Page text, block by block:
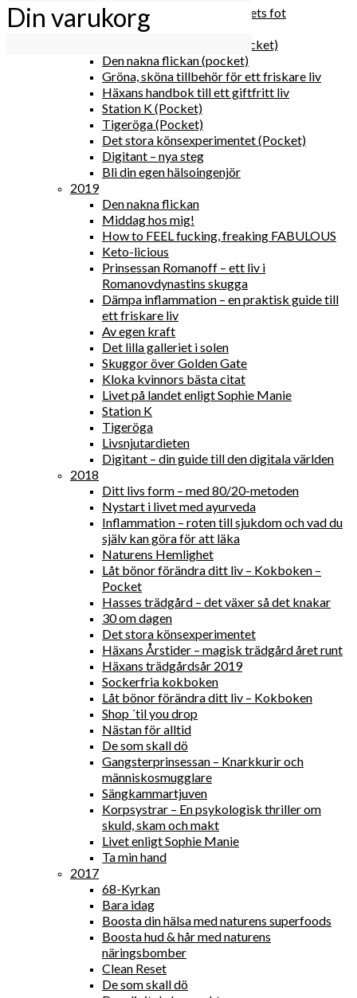
Den lilla vingården vid bergets fot
Happy me
Det lilla galleriet i solen (pocket)
Den nakna flickan (pocket)
Gröna, sköna tillbehör för ett friskare liv
Häxans handbok till ett giftfritt liv
Station K (Pocket)
Tigeröga (Pocket)
Det stora könsexperimentet (Pocket)
Digitant – nya steg
Bli din egen hälsoingenjör
2019
Den nakna flickan
Middag hos mig!
How to FEEL fucking, freaking FABULOUS
Keto-licious
Prinsessan Romanoff – ett liv i
Romanovdynastins skugga
Dämpa inflammation – en praktisk guide till
ett friskare liv
Av egen kraft
Det lilla galleriet i solen
Skuggor över Golden Gate
Kloka kvinnors bästa citat
Livet på landet enligt Sophie Manie
Station K
Tigeröga
Livsnjutardieten
Digitant – din guide till den digitala världen
2018
Ditt livs form – med 80/20-metoden
Nystart i livet med ayurveda
Inflammation – roten till sjukdom och vad du
själv kan göra för att läka
Naturens Hemlighet
Låt bönor förändra ditt liv – Kokboken –
Pocket
Hasses trädgård – det växer så det knakar
30 om dagen
Det stora könsexperimentet
Häxans Årstider – magisk trädgård året runt
Häxans trädgårdsår 2019
Sockerfria kokboken
Låt bönor förändra ditt liv – Kokboken
Shop ´til you drop
Nästan för alltid
De som skall dö
Gangsterprinsessan – Knarkkurir och
människosmugglare
Sängkammartjuven
Korpsystrar – En psykologisk thriller om
skuld, skam och makt
Livet enligt Sophie Manie
Ta min hand
2017
68-Kyrkan
Bara idag
Boosta din hälsa med naturens superfoods
Boosta hud & hår med naturens
näringsbomber
Clean Reset
De som skall dö
Din varukorg